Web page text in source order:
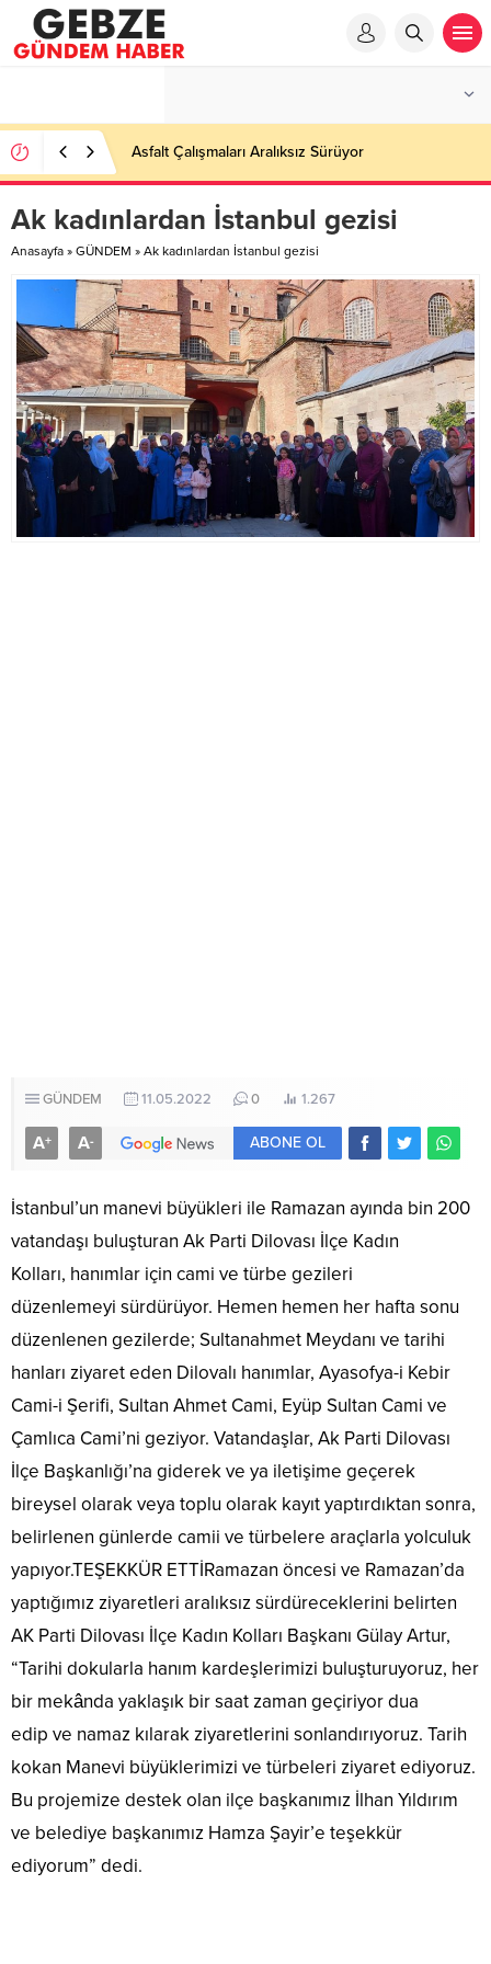
Asfalt Çalışmaları Aralıksız Sürüyor
Ak kadınlardan İstanbul gezisi
Anasayfa » GÜNDEM » Ak kadınlardan İstanbul gezisi
GÜNDEM 11.05.2022 0 1.267
A+ A- ABONE OL
İstanbul’un manevi büyükleri ile Ramazan ayında bin 200
vatandaşı buluşturan Ak Parti Dilovası İlçe Kadın
Kolları, hanımlar için cami ve türbe gezileri
düzenlemeyi sürdürüyor. Hemen hemen her hafta sonu
düzenlenen gezilerde; Sultanahmet Meydanı ve tarihi
hanları ziyaret eden Dilovalı hanımlar, Ayasofya-i Kebir
Cami-i Şerifi, Sultan Ahmet Cami, Eyüp Sultan Cami ve
Çamlıca Cami’ni geziyor. Vatandaşlar, Ak Parti Dilovası
İlçe Başkanlığı’na giderek ve ya iletişime geçerek
bireysel olarak veya toplu olarak kayıt yaptırdıktan sonra,
belirlenen günlerde camii ve türbelere araçlarla yolculuk
yapıyor.TEŞEKKÜR ETTİRamazan öncesi ve Ramazan’da
yaptığımız ziyaretleri aralıksız sürdüreceklerini belirten
AK Parti Dilovası İlçe Kadın Kolları Başkanı Gülay Artur,
“Tarihi dokularla hanım kardeşlerimizi buluşturuyoruz, her
bir mekânda yaklaşık bir saat zaman geçiriyor dua
edip ve namaz kılarak ziyaretlerini sonlandırıyoruz. Tarih
kokan Manevi büyüklerimizi ve türbeleri ziyaret ediyoruz.
Bu projemize destek olan ilçe başkanımız İlhan Yıldırım
ve belediye başkanımız Hamza Şayir’e teşekkür
ediyorum” dedi.